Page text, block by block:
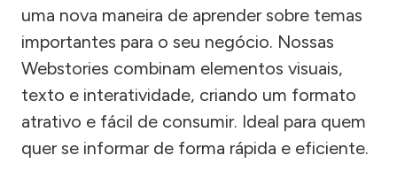
uma nova maneira de aprender sobre temas
importantes para o seu negócio. Nossas
Webstories combinam elementos visuais,
texto e interatividade, criando um formato
atrativo e fácil de consumir. Ideal para quem
quer se informar de forma rápida e eficiente.